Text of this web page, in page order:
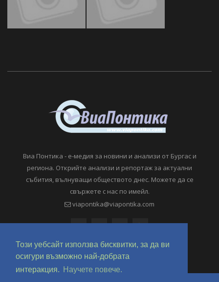
Този уебсайт използва бисквитки, за да ви
осигури възможно най-добрата
интеракция.
Научете повече.
Виа Понтика - е-медия за новини и анализи от Бургас и
региона. Открийте анализи и репортаж за актуални
събития, вълнуващи обществото днес. Можете да се
свържете с нас по имейл.
viapontika@viapontika.com